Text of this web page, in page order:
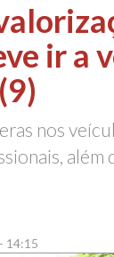
ir a
nos
além
14:15